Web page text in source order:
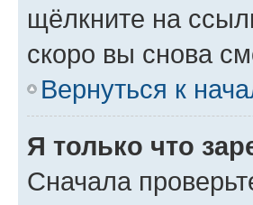
щёлкните на
скоро вы снова
Вернуться к
Я только что
Сначала